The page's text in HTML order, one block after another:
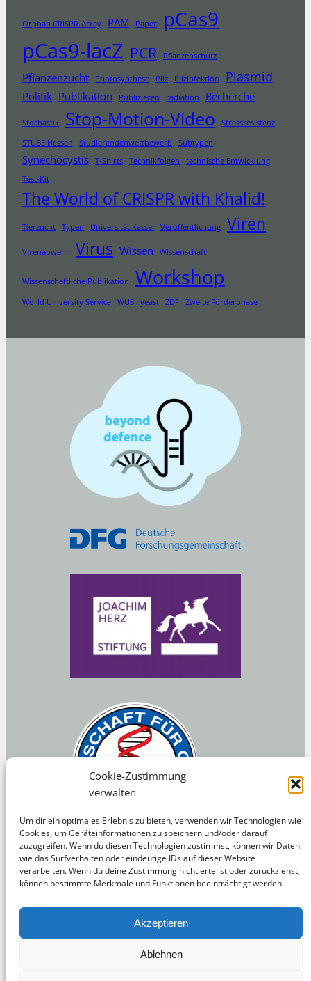
Cookie-Zustimmung
verwalten
Um dir ein optimales Erlebnis zu bieten, verwenden wir Technologien wie
Cookies, um Geräteinformationen zu speichern und/oder darauf
zuzugreifen. Wenn du diesen Technologien zustimmst, können wir Daten
wie das Surfverhalten oder eindeutige IDs auf dieser Website
verarbeiten. Wenn du deine Zustimmung nicht erteilst oder zurückziehst,
können bestimmte Merkmale und Funktionen beeinträchtigt werden.
Akzeptieren
Ablehnen
Orphan CRISPR-Array PAM Paper pCas9
pCas9-lacZ PCR Pflanzenschutz
Pflanzenzucht Photosynthese Pilz Pilzinfektion Plasmid
Politik Publikation Publizieren radiation Recherche
Stochastik Stop-Motion-Video Stressresistenz
STUBE Hessen Studierendenwettbewerb Subtypen
Synechocystis T-Shirts Technikfolgen
technische Entwicklung
Test-Kit
The World of CRISPR with Khalid!
Tierzucht Typen Universität Kassel Veröffentlichung Viren
Virenabwehr Virus Wissen Wissenschaft
Wissenschaftliche Publikation Workshop
World University Service WUS yeast ZDF Zweite Förderphase